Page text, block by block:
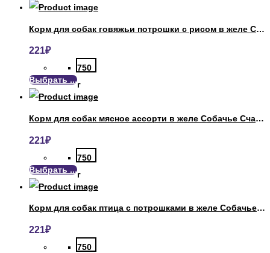
Корм для собак говяжьи потрошки с рисом в желе Собачье Счастье
221₽
750
г
Выбрать ...
Корм для собак мясное ассорти в желе Собачье Счастье
221₽
750
г
Выбрать ...
Корм для собак птица с потрошками в желе Собачье Счастье
221₽
750